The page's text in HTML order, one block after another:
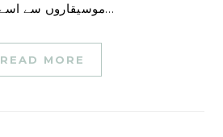
موسیقاروں سے اسے دھکیلنے کی تاکید کرتے…
READ MORE